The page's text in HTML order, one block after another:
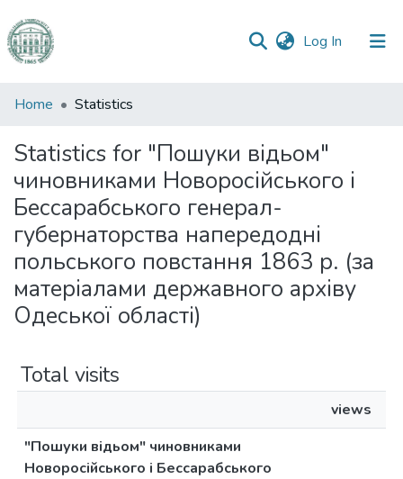
Log In (current)
Communities
Collections
All of DSpace
Home Statistics
Statistics for "Пошуки відьом"
чиновниками Новоросійського і
Бессарабського генерал-
губернаторства напередодні
польського повстання 1863 р. (за
матеріалами державного архіву
Одеської області)
Total visits
views
"Пошуки відьом" чиновниками
Новоросійського і Бессарабського